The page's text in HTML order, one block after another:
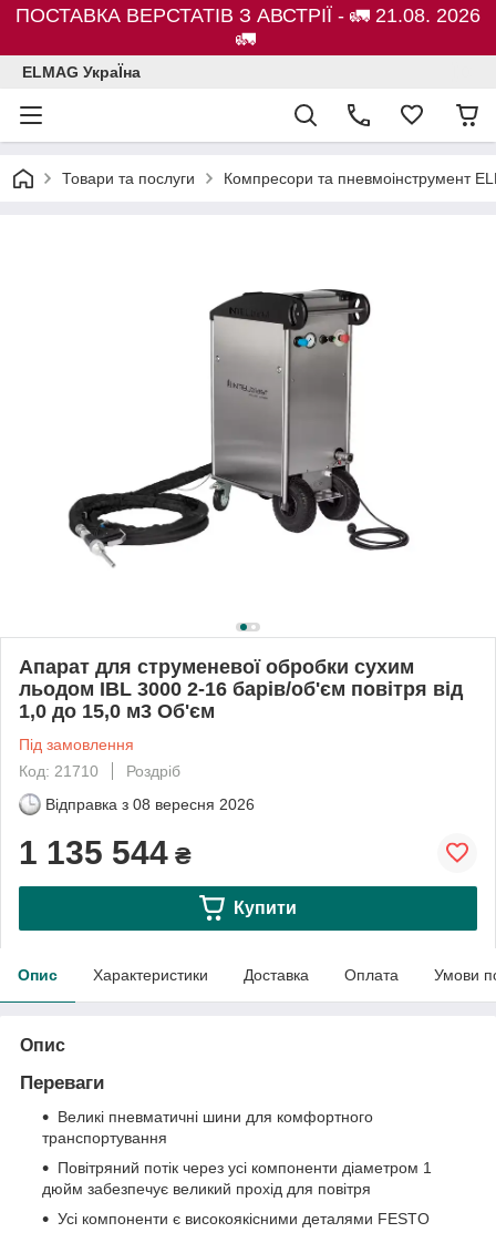
ПОСТАВКА ВЕРСТАТІВ З АВСТРІЇ - 🚛 21.08. 2026
🚛
ELMAG УкраЇна
Товари та послуги Компресори та пневмоінструмент
Апарат для струменевої обробки сухим
льодом IBL 3000 2-16 барів/об'єм повітря від
1,0 до 15,0 м3 Об'єм
Під замовлення
Код: 21710
Роздріб
Відправка з 08 вересня 2026
1 135 544 ₴
Купити
Опис Характеристики Доставка Оплата Умови
Опис
Переваги
Великі пневматичні шини для комфортного
транспортування
Повітряний потік через усі компоненти діаметром 1
дюйм забезпечує великий прохід для повітря
Усі компоненти є високоякісними деталями FESTO